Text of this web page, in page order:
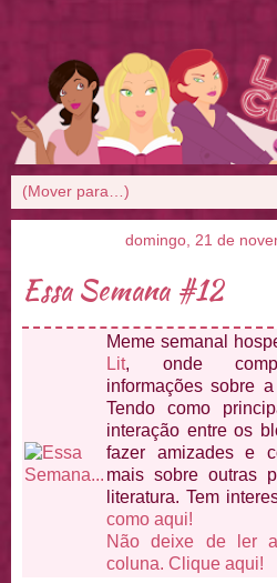
domingo, 21 de
Essa Semana #12
Meme semanal
Lit, onde
informações sobre
Tendo como
interação entre os
fazer amizades e
mais sobre outras
literatura. Tem
como aqui!
Não deixe de ler
coluna. Clique aqui!